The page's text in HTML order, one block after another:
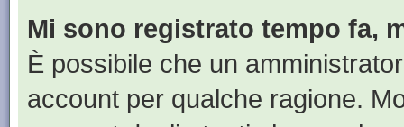
Mi sono registrato tempo fa,
È possibile che un
account per qualche ragione.